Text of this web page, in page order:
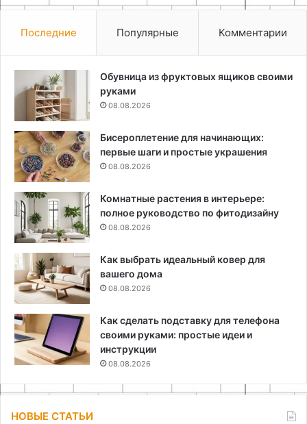
Последние Популярные Комментарии
Обувница из фруктовых ящиков своими
руками
08.08.2026
Бисероплетение для начинающих:
первые шаги и простые украшения
08.08.2026
Комнатные растения в интерьере:
полное руководство по фитодизайну
08.08.2026
Как выбрать идеальный ковер для
вашего дома
08.08.2026
Как сделать подставку для телефона
своими руками: простые идеи и
инструкции
08.08.2026
НОВЫЕ СТАТЬИ